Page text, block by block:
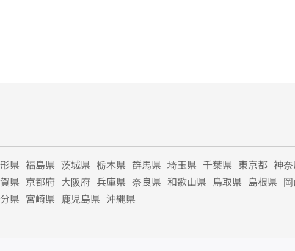
県 福島県 茨城県 栃木県 群馬県 埼玉県 千葉県 東京都 神
県 京都府 大阪府 兵庫県 奈良県 和歌山県 鳥取県 島根県
県 宮崎県 鹿児島県 沖縄県